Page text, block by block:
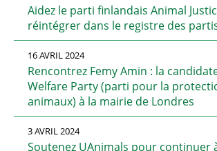
Aidez le parti finlandais Animal
réintégrer dans le registre des
16 AVRIL 2024
Rencontrez Femy Amin : la
Welfare Party (parti pour la
animaux) à la mairie de Londres
3 AVRIL 2024
Soutenez UAnimals pour continuer